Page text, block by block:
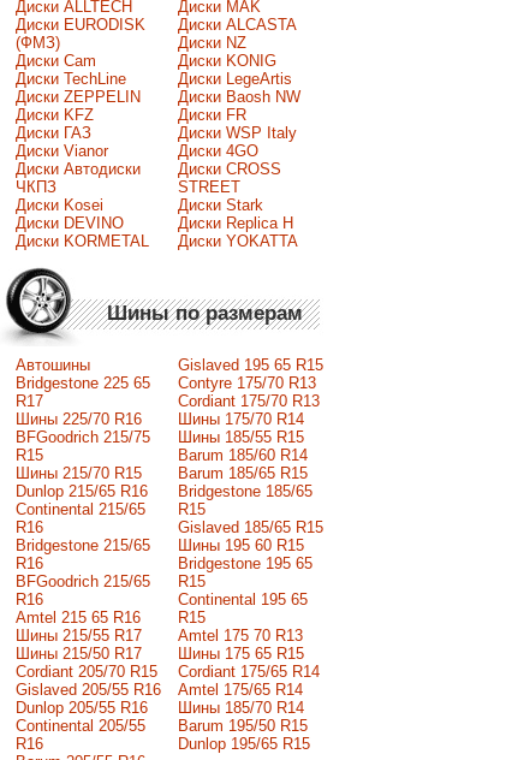
Диски ALLTECH
Диски EURODISK
(ФМЗ)
Диски Cam
Диски TechLine
Диски ZEPPELIN
Диски KFZ
Диски ГАЗ
Диски Vianor
Диски Автодиски
ЧКПЗ
Диски Kosei
Диски DEVINO
Диски KORMETAL
Диски MAK
Диски ALCASTA
Диски NZ
Диски KONIG
Диски LegeArtis
Диски Baosh NW
Диски FR
Диски WSP Italy
Диски 4GO
Диски CROSS
STREET
Диски Stark
Диски Replica H
Диски YOKATTA
Шины по размерам
Автошины
Bridgestone 225 65
R17
Шины 225/70 R16
BFGoodrich 215/75
R15
Шины 215/70 R15
Dunlop 215/65 R16
Continental 215/65
R16
Bridgestone 215/65
R16
BFGoodrich 215/65
R16
Amtel 215 65 R16
Шины 215/55 R17
Шины 215/50 R17
Сordiant 205/70 R15
Gislaved 205/55 R16
Dunlop 205/55 R16
Continental 205/55
R16
Gislaved 195 65 R15
Contyre 175/70 R13
Cordiant 175/70 R13
Шины 175/70 R14
Шины 185/55 R15
Barum 185/60 R14
Barum 185/65 R15
Bridgestone 185/65
R15
Gislaved 185/65 R15
Шины 195 60 R15
Bridgestone 195 65
R15
Continental 195 65
R15
Amtel 175 70 R13
Шины 175 65 R15
Cordiant 175/65 R14
Amtel 175/65 R14
Шины 185/70 R14
Barum 195/50 R15
Dunlop 195/65 R15